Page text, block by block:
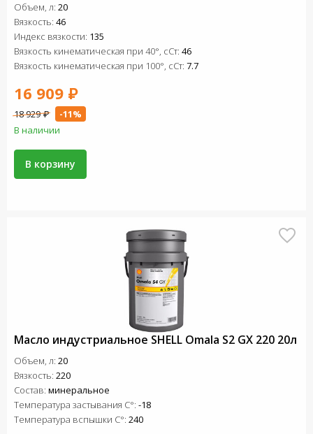
Объем, л: 20
Вязкость: 46
Индекс вязкости: 135
Вязкость кинематическая при 40°, сСт: 46
Вязкость кинематическая при 100°, сСт: 7.7
16 909 ₽
18 929 ₽
-11%
В наличии
В корзину
Масло индустриальное SHELL Omala S2 GX 220 20л
Объем, л: 20
Вязкость: 220
Состав: минеральное
Температура застывания C°: -18
Температура вспышки C°: 240